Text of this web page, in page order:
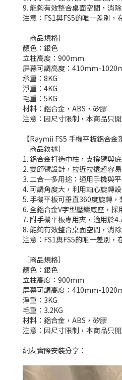
9. 能夠有效整合桌面空間，消
注意：FS1與FS5的唯一差別，
［商品規格］
顏色：銀色
立柱高度：900mm
屏幕可調高度：410mm-
承重：8KG
淨重：4KG
毛重：5KG
材料：鋁合金，ABS，矽膠
注意：因尺寸限制，本商品只
【Raymii FS5 手機平板鋁合金
［商品敘述］
1. 鋁合金打造中柱，支撐臂與
2. 雙節臂設計，拉近拉遠超容
3. 二合一多用途：通用手機與
4. 可調角度大，利用軸心旋轉
5. 手機平板可垂直360度旋轉
6. 全鋁合金V字型壓鑄底座，
7. 附手機平板專用夾，適用於
8. 能夠有效整合桌面空間，消
注意：FS1與FS5的唯一差別，
［商品規格］
顏色：銀色
立柱高度：900mm
屏幕可調高度：410mm-
淨重：3KG
毛重：3.2KG
材料：鋁合金，ABS，矽膠
注意：因尺寸限制，本商品只
網友實際安裝分享：